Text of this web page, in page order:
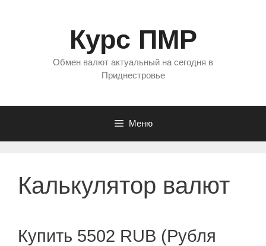
Курс ПМР
Обмен валют актуальный на сегодня в
Приднестровье
Меню
Калькулятор валют
Купить 5502 RUB (Рубля